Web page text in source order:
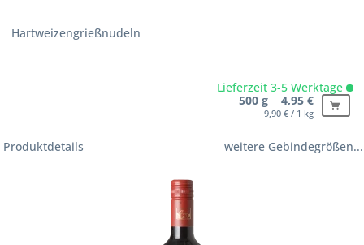
Hartweizengrießnudeln
Lieferzeit 3-5 Werktage
500 g 4,95 €
9,90 € / 1 kg
Produktdetails weitere Gebindegrößen...